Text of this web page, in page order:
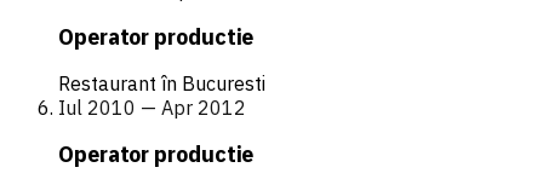
Operator productie
Restaurant în Bucuresti
Iul 2010 — Apr 2012
Operator productie